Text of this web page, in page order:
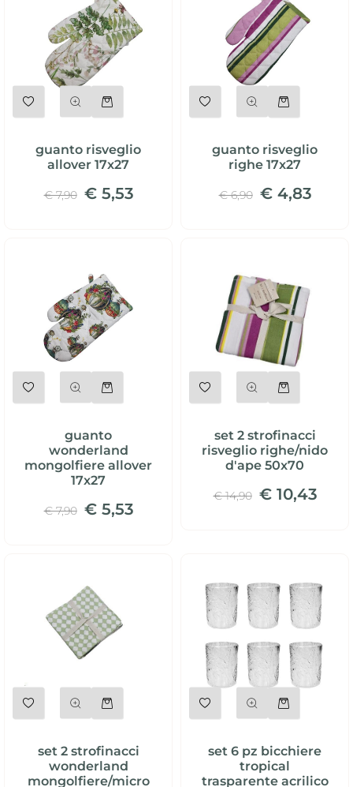
guanto risveglio
allover 17x27
€ 7,90 € 5,53
guanto risveglio
righe 17x27
€ 6,90 € 4,83
guanto
wonderland
mongolfiere allover
17x27
€ 7,90 € 5,53
set 2 strofinacci
risveglio righe/nido
d'ape 50x70
€ 14,90 € 10,43
set 2 strofinacci
wonderland
mongolfiere/micro
set 6 pz bicchiere
tropical
trasparente acrilico